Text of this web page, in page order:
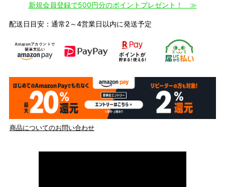
新規会員登録で500円分のポイントプレゼント！ ≫
配送日目安：通常2～4営業日以内に発送予定
商品についてのお問い合わせ